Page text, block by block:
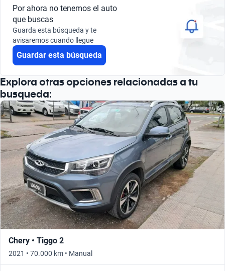
Busca por modelo
Busca por versión
Por ahora no tenemos el auto
que buscas
Guarda esta búsqueda y te
avisaremos cuando llegue
Guardar esta búsqueda
Explora otras opciones relacionadas a tu
busqueda:
Chery • Tiggo 2
2021 • 70.000 km • Manual